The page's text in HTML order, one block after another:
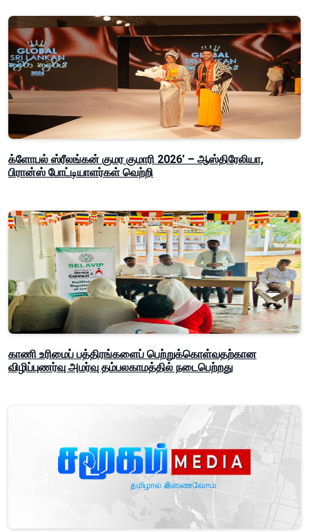
க்ளோபல் ஸ்ரீலங்கன் குமர குமாரி 2026’ – ஆஸ்திரேலியா,
பிரான்ஸ் போட்டியாளர்கள் வெற்றி
காணி உரிமைப் பத்திரங்களைப் பெற்றுக்கொள்வதற்கான
விழிப்புணர்வு அமர்வு தம்பலகாமத்தில் நடைபெற்றது